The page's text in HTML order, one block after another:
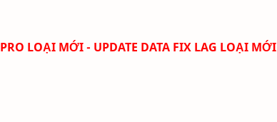
PRO LOẠI MỚI - UPDATE DATA FIX LAG LOẠI MỚI